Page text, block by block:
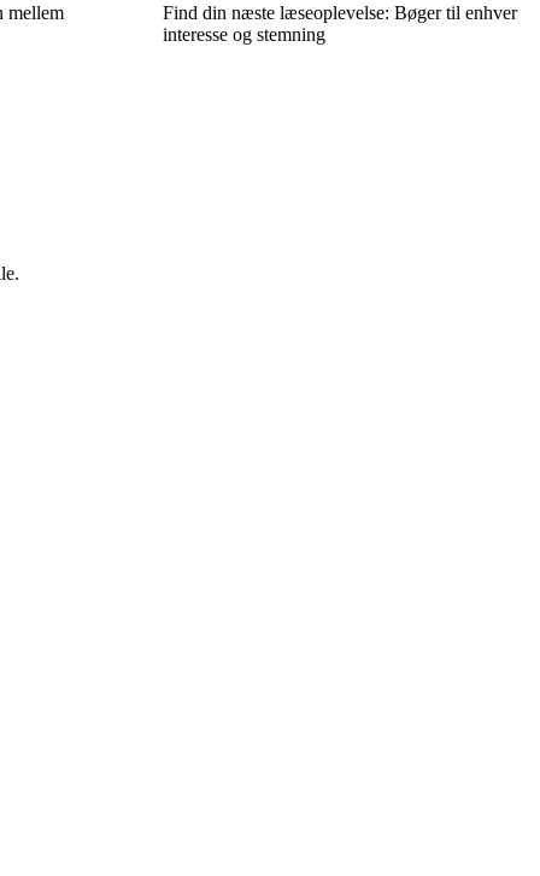
mellem
Find din næste læseoplevelse: Bøger til enhver
interesse og stemning